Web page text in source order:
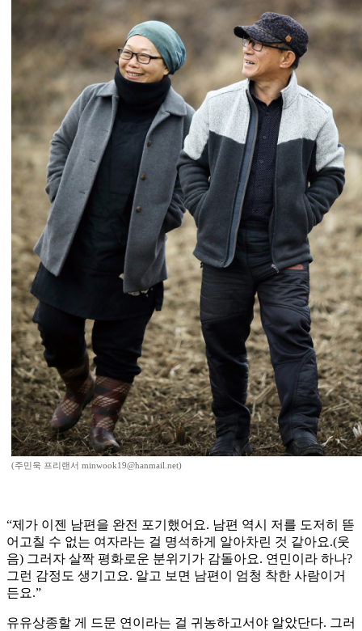
(주민욱 프리랜서 minwook19@hanmail.net)
“제가 이젠 남편을 완전 포기했어요. 남편 역시 저를 도저히 뜯
어고칠 수 없는 여자라는 걸 명석하게 알아차린 것 같아요.(웃
음) 그러자 살짝 평화로운 분위기가 감돌아요. 연민이라 하나?
그런 감정도 생기고요. 알고 보면 남편이 엄청 착한 사람이거
든요.”
유유상종할 게 드문 연이라는 걸 귀농하고서야 알았단다. 그러